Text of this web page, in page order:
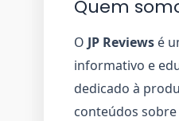
Quem
O JP Reviews é
informativo e
dedicado à
conteúdos sobre